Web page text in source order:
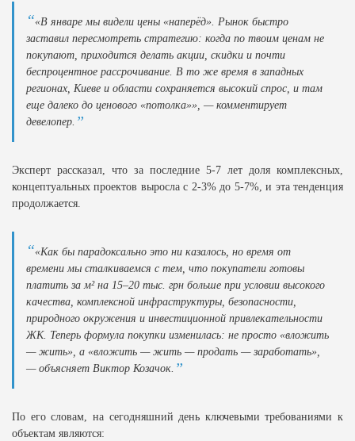
«В январе мы видели цены «наперёд». Рынок быстро
заставил пересмотреть стратегию: когда по твоим ценам не
покупают, приходится делать акции, скидки и почти
беспроцентное рассрочивание. В то же время в западных
регионах, Киеве и области сохраняется высокий спрос, и там
еще далеко до ценового «потолка»», — комментирует
девелопер.
Эксперт рассказал, что за последние 5-7 лет доля комплексных,
концептуальных проектов выросла с 2-3% до 5-7%, и эта тенденция
продолжается.
«Как бы парадоксально это ни казалось, но время от
времени мы сталкиваемся с тем, что покупатели готовы
платить за м² на 15–20 тыс. грн больше при условии высокого
качества, комплексной инфраструктуры, безопасности,
природного окружения и инвестиционной привлекательности
ЖК. Теперь формула покупки изменилась: не просто «вложить
— жить», а «вложить — жить — продать — заработать»,
— объясняет Виктор Козачок.
По его словам, на сегодняшний день ключевыми требованиями к
объектам являются: